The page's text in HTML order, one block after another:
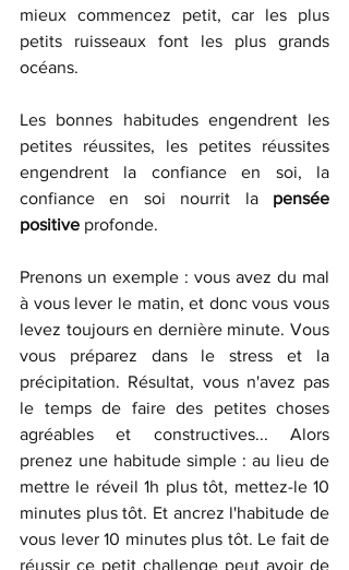
mieux commencez petit, car les plus
petits ruisseaux font les plus grands
océans.
Les bonnes habitudes engendrent les
petites réussites, les petites réussites
engendrent la confiance en soi, la
confiance en soi nourrit la pensée
positive profonde.
Prenons un exemple : vous avez du mal
à vous lever le matin, et donc vous vous
levez toujours en dernière minute. Vous
vous préparez dans le stress et la
précipitation. Résultat, vous n'avez pas
le temps de faire des petites choses
agréables et constructives... Alors
prenez une habitude simple : au lieu de
mettre le réveil 1h plus tôt, mettez-le 10
minutes plus tôt. Et ancrez l'habitude de
vous lever 10 minutes plus tôt. Le fait de
réussir ce petit challenge peut avoir de